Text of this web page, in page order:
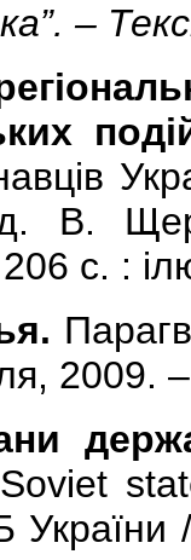
–
В.
с. :
2009.
Soviet